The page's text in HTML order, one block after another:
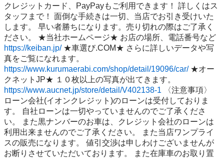
クレジットカード、PayPayもご利用できます！ 詳しくはス
タッフまで！ 面倒な手続きは一切、当店でお引き受けいた
します。 早い者勝ちになります。売り切れの際はご了承く
https://keiban.jp/ ★車選び.COM★ さらに詳しいデータや写
https://www.kurumaerabi.com/shop/detail/19096/car/ ★オー
https://www.aucnet.jp/store/detail/V402138-1 〈注意事項〉
ローン会社(イオンクレジット)のローンは受付しておりま
す。 自社ローンは一切やっていませんのでご了承くださ
い。 また黒ナンバーのお車は、クレジット会社のローンは
利用出来ませんのでご了承ください。 また当店ワンプライ
スの販売になります。 値引交渉は申しわけございませんが
お断りさせていただいております。 また在庫車のお取り置